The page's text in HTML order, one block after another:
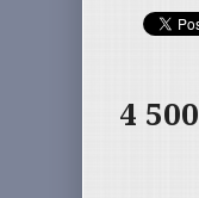
4 500